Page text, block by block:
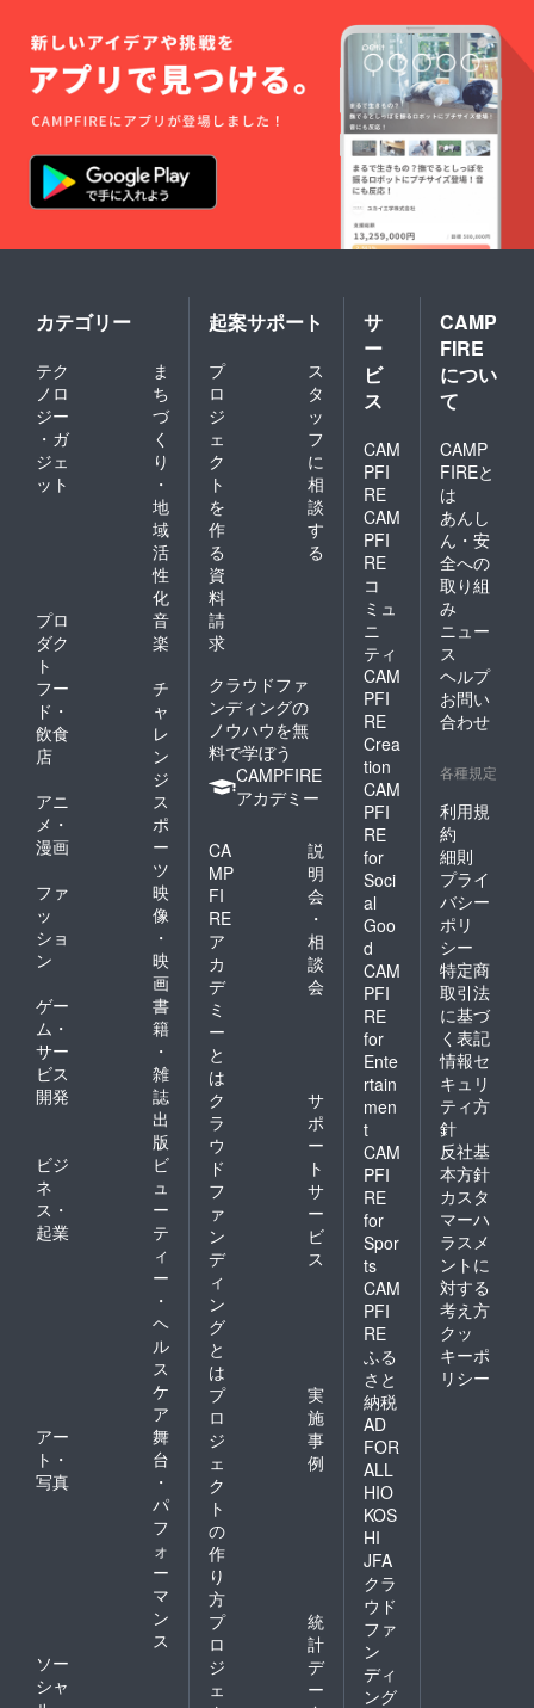
ルジュ
(バト
ラー)付
き。 ※
利用期
限は
【2022
年4月か
ら2023
でにな
ご予約
は21年3
月頃よ
り受付
を開始
させて
いただ
（先着
順）。
※ご予約
時の
キャン
セリポ
リシー
は「前
日18時
以降の
キャン
セル・
ノー
ショー
100％」
ていた
す。 ※
ハイ
シーズ
(12/24-
1/10、
5/7、
31)、利
用不
可。
セル・
ノー
ショー
：
100％」
とさせ
ていた
だきま
す。 ※
土・祝
前日、
ハイ
ン
(12/24-
1/10、
5/7、
8/1-31)
は利用
カテゴリー
テク
ノロ
ジー
・ガ
ジェ
ット
ま
ち
づ
く
り
・
地
域
活
性
化
プロ
ダク
ト
音
楽
フー
ド・
飲食
店
チ
ャ
レ
ン
ジ
アニ
メ・
漫画
ス
ポ
ー
ツ
ファ
ッ
ショ
ン
映
像
・
映
画
ゲー
ム・
サー
ビス
開発
書
籍
・
雑
誌
出
版
ビジ
ネ
ス・
起業
ビ
ュ
ー
テ
ィ
ー
・
ヘ
ル
ス
ケ
ア
アー
ト・
写真
舞
台
・
パ
フ
ォ
ー
マ
ン
ス
ソー
シャ
起案サポート
プ
ロ
ジ
ェ
ク
ト
を
作
る
ス
タ
ッ
フ
に
相
談
す
る
資
料
請
求
クラウドファ
ンディングの
ノウハウを無
料で学ぼう
CAMPFIRE
アカデミー
CA
MP
FI
RE
ア
カ
デ
ミ
ー
と
は
説
明
会
・
相
談
会
ク
ラ
ウ
ド
フ
ァ
ン
デ
ィ
ン
グ
と
は
サ
ポ
ー
ト
サ
ー
ビ
ス
プ
ロ
ジ
ェ
ク
ト
の
作
り
方
実
施
事
例
プ
ロ
ジ
ェ
統
計
デ
ー
サ
ー
ビ
ス
CAM
PFI
RE
CAM
PFI
RE
コ
ミュ
ニ
ティ
CAM
PFI
RE
Crea
tion
CAM
PFI
RE
for
Soci
al
Goo
d
CAM
PFI
RE
for
Ente
rtain
men
t
CAM
PFI
RE
for
Spor
ts
CAM
PFI
RE
ふる
さと
納税
AD
FOR
ALL
HIO
KOS
HI
JFA
クラ
ウド
ファ
ン
ディ
ング
CAMP
FIRE
につい
て
CAMP
FIREと
は
あんし
ん・安
全への
取り組
み
ニュー
ス
ヘルプ
お問い
合わせ
各種規定
利用規
約
細則
プライ
バシー
ポリ
シー
特定商
取引法
に基づ
く表記
情報セ
キュリ
ティ方
針
反社基
本方針
カスタ
マーハ
ラスメ
ントに
対する
考え方
クッ
キーポ
リシー